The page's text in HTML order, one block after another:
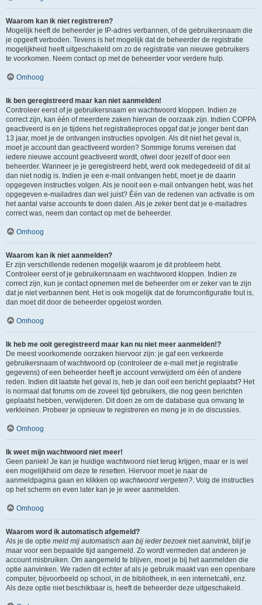
Waarom kan ik niet registreren?
Mogelijk heeft de beheerder je IP-adres verbannen, of de gebruikersnaam die
je opgeeft verboden. Tevens is het mogelijk dat de beheerder de registratie
mogelijkheid heeft uitgeschakeld om zo de registratie van nieuwe gebruikers
te voorkomen. Neem contact op met de beheerder voor verdere hulp.
Omhoog
Ik ben geregistreerd maar kan niet aanmelden!
Controleer eerst of je gebruikersnaam en wachtwoord kloppen. Indien ze
correct zijn, kan één of meerdere zaken hiervan de oorzaak zijn. Indien COPPA
geactiveerd is en je tijdens het registratieproces opgaf dat je jonger bent dan
13 jaar, moet je de ontvangen instructies opvolgen. Als dit niet het geval is,
moet je account dan geactiveerd worden? Sommige forums vereisen dat
iedere nieuwe account geactiveerd wordt, ofwel door jezelf of door een
beheerder. Wanneer je je geregistreerd hebt, werd ook medegedeeld of dit al
dan niet nodig is. Indien je een e-mail ontvangen hebt, moet je de daarin
opgegeven instructies volgen. Als je nooit een e-mail ontvangen hebt, was het
opgegeven e-mailadres dan wel juist? Één van de redenen van activatie is om
het aantal valse accounts te doen dalen. Als je zeker bent dat je e-mailadres
correct was, neem dan contact op met de beheerder.
Omhoog
Waarom kan ik niet aanmelden?
Er zijn verschillende redenen mogelijk waarom je dit probleem hebt.
Controleer eerst of je gebruikersnaam en wachtwoord kloppen. Indien ze
correct zijn, kun je contact opnemen met de beheerder om er zeker van te zijn
dat je niet verbannen bent. Het is ook mogelijk dat de forumconfiguratie fout is,
dan moet dit door de beheerder opgelost worden.
Omhoog
Ik heb me ooit geregistreerd maar kan nu niet meer aanmelden!?
De meest voorkomende oorzaken hiervoor zijn: je gaf een verkeerde
gebruikersnaam of wachtwoord op (controleer de e-mail met je registratie
gegevens) of een beheerder heeft je account verwijderd om één of andere
reden. Indien dit laatste het geval is, heb je dan ooit een bericht geplaatst? Het
is normaal dat forums om de zoveel tijd gebruikers, die nog geen berichten
geplaatst hebben, verwijderen. Dit doen ze om de database qua omvang te
verkleinen. Probeer je opnieuw te registreren en meng je in de discussies.
Omhoog
Ik weet mijn wachtwoord niet meer!
Geen paniek! Je kan je huidige wachtwoord niet terug krijgen, maar er is wel
een mogelijkheid om deze te resetten. Hiervoor moet je naar de
aanmeldpagina gaan en klikken op wachtwoord vergeten?. Volg de instructies
op het scherm en even later kan je je weer aanmelden.
Omhoog
Waarom word ik automatisch afgemeld?
Als je de optie meld mij automatisch aan bij ieder bezoekniet aanvinkt, blijf je
maar voor een bepaalde tijd aangemeld. Zo wordt vermeden dat anderen je
account misbruiken. Om aangemeld te blijven, moet je bij het aanmelden die
optie aanvinken. We raden dit echter af als je gebruik maakt van een openbare
computer, bijvoorbeeld op school, in de bibliotheek, in een internetcafé, enz.
Als deze optie niet beschikbaar is, heeft de beheerder deze uitgeschakeld.